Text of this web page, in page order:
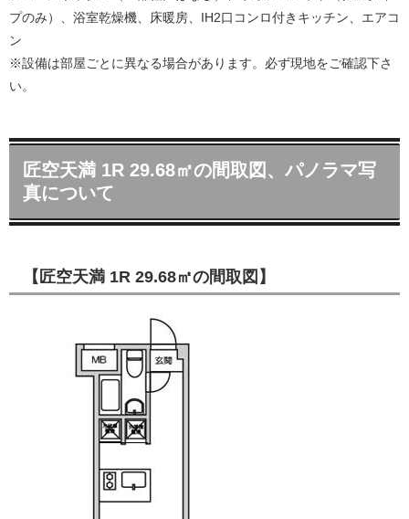
プのみ）、浴室乾燥機、床暖房、IH2口コンロ付きキッチン、エアコ
ン
※設備は部屋ごとに異なる場合があります。必ず現地をご確認下さ
い。
匠空天満 1R 29.68㎡の間取図、パノラマ写
真について
【匠空天満 1R 29.68㎡の間取図】